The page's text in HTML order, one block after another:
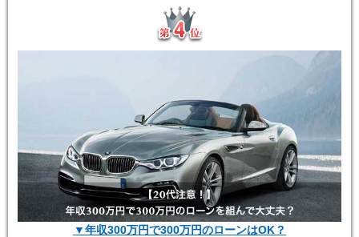
▼年収300万円で300万円のローンはOK？